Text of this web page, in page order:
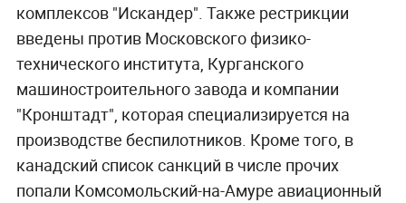
комплексов "Искандер". Также рестрикции
введены против Московского физико-
технического института, Курганского
машиностроительного завода и компании
"Кронштадт", которая специализируется на
производстве беспилотников. Кроме того, в
канадский список санкций в числе прочих
попали Комсомольский-на-Амуре авиационный